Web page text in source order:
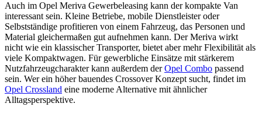
Auch im Opel Meriva Gewerbeleasing kann der kompakte Van
interessant sein. Kleine Betriebe, mobile Dienstleister oder
Selbstständige profitieren von einem Fahrzeug, das Personen und
Material gleichermaßen gut aufnehmen kann. Der Meriva wirkt
nicht wie ein klassischer Transporter, bietet aber mehr Flexibilität als
viele Kompaktwagen. Für gewerbliche Einsätze mit stärkerem
Nutzfahrzeugcharakter kann außerdem derOpel Combo passend
sein. Wer ein höher bauendes Crossover Konzept sucht, findet im
Opel Crossland eine moderne Alternative mit ähnlicher
Alltagsperspektive.